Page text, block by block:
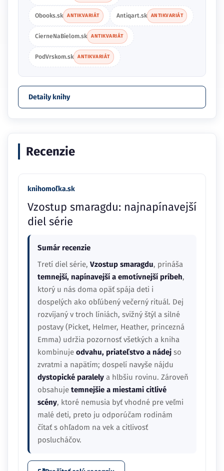
Obooks.sk ANTIKVARIÁT Antiqart.sk ANTIKVARIÁT
CierneNaBielom.sk ANTIKVARIÁT
PodVrskom.sk ANTIKVARIÁT
Detaily knihy
Recenzie
knihomoľka.sk
Vzostup smaragdu: najnapínavejší
diel série
Sumár recenzie
Tretí diel série, Vzostup smaragdu, prináša
temnejší, napínavejší a emotívnejší príbeh,
ktorý u nás doma opäť spája deti i
dospelých ako obľúbený večerný rituál. Dej
rozvíjaný v troch líniách, svižný štýl a silné
postavy (Picket, Helmer, Heather, princezná
Emma) udržia pozornosť všetkých a kniha
kombinuje odvahu, priateľstvo a nádej so
zvratmi a napätím; dospelí navyše nájdu
dystopické paralely a hlbšiu rovinu. Zároveň
obsahuje temnejšie a miestami citlivé
scény, ktoré nemusia byť vhodné pre veľmi
malé deti, preto ju odporúčam rodinám
čítať s ohľadom na vek a citlivosť
poslucháčov.